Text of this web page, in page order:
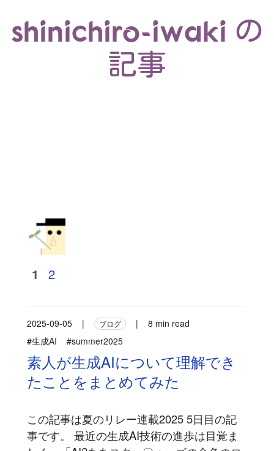
shinichiro-iwaki の
記事
1 2
2025-09-05 | ブログ |
8 min read
#生成AI
#summer2025
素人が生成AIについて理解でき
たことをまとめてみた
この記事は夏のリレー連載2025 5日目の記
事です。 最近の生成AI技術の進歩は目覚ま